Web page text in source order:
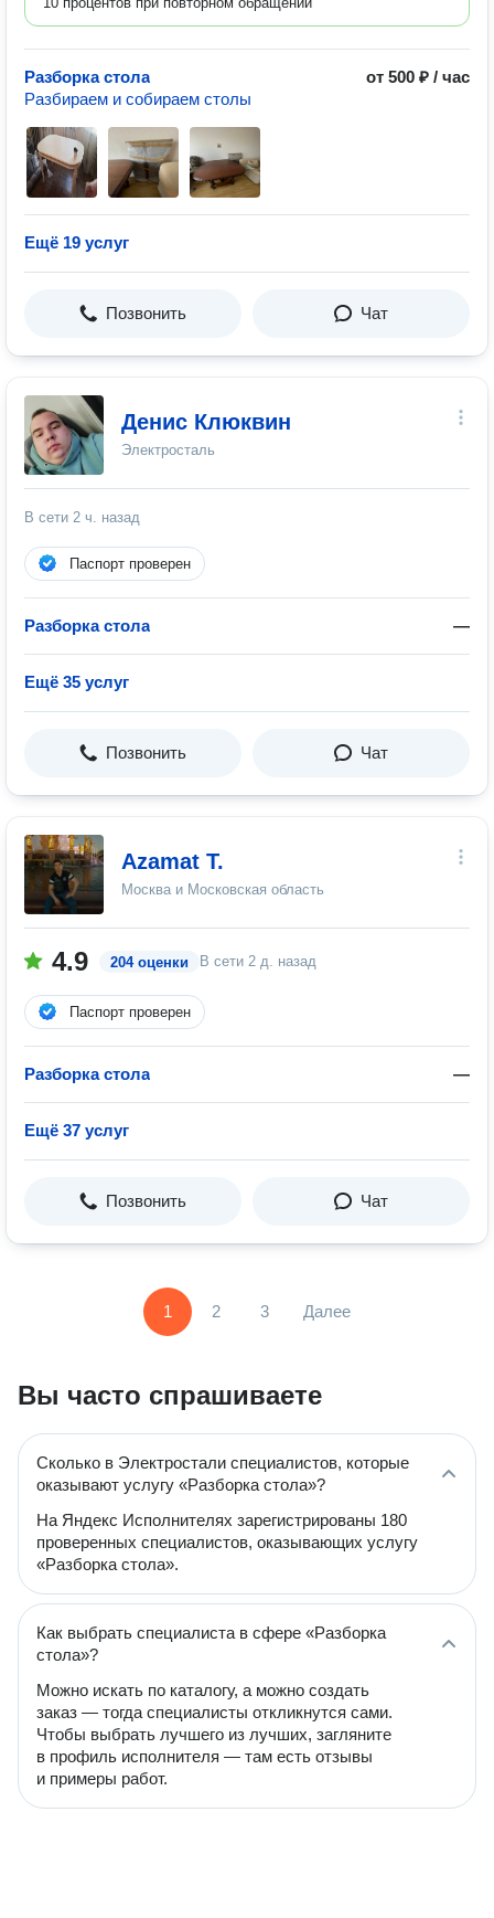
Разборка стола
от 500 ₽ / час
Разбираем и собираем столы
Ещё 19 услуг
Позвонить Чат
Денис Клюквин
Электросталь
В сети 2 ч. назад
Паспорт проверен
Разборка стола —
Ещё 35 услуг
Позвонить Чат
Azamat T.
Москва и Московская область
4.9 204 оценки В сети 2 д. назад
Паспорт проверен
Разборка стола —
Ещё 37 услуг
Позвонить Чат
1 2 3 Далее
Вы часто спрашиваете
Сколько в Электростали специалистов, которые
оказывают услугу «Разборка стола»?
На Яндекс Исполнителях зарегистрированы 180
проверенных специалистов, оказывающих услугу
«Разборка стола».
Как выбрать специалиста в сфере «Разборка
стола»?
Можно искать по каталогу, а можно создать
заказ — тогда специалисты откликнутся сами.
Чтобы выбрать лучшего из лучших, загляните
в профиль исполнителя — там есть отзывы
и примеры работ.